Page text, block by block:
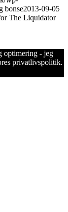
bonse2013-09-05
The Liquidator
optimering - jeg
privatlivspolitik.